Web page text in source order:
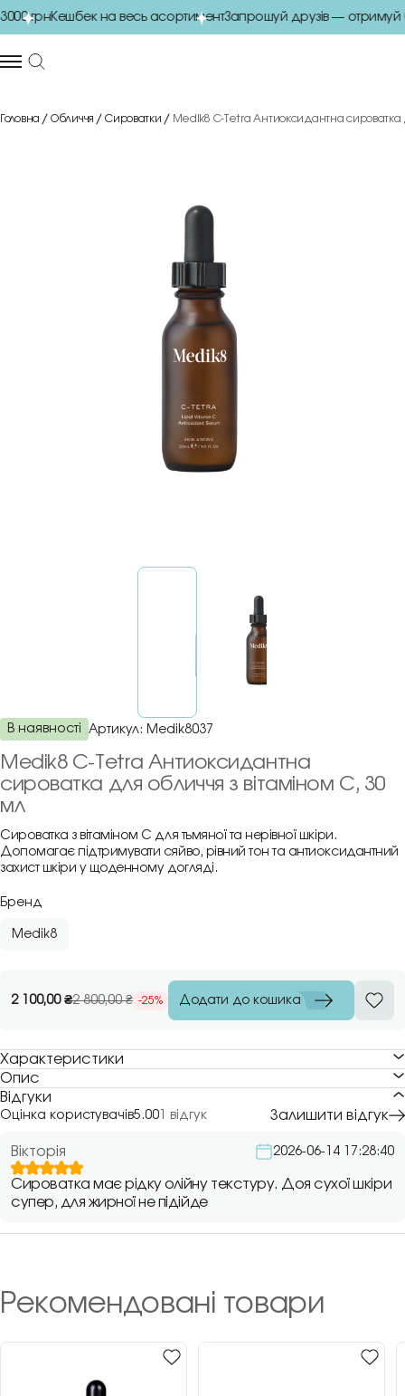
грнКешбек на весь асортиментЗапрошуй друзів — отримуй
Головна Обличчя Сироватки Medik8 C-Tetra Антиоксидантна сироватка
В наявності Артикул: Medik8037
Medik8 C-Tetra Антиоксидантна
сироватка для обличчя з вітаміном C, 30
мл
Сироватка з вітаміном C для тьмяної та нерівної шкіри.
Допомагає підтримувати сяйво, рівний тон та антиоксидантний
захист шкіри у щоденному догляді.
Бренд
Medik8
2 100,00₴2 800,00₴ -25% Додати до кошика
Характеристики
Опис
Відгуки
Оцінка користувачів5.00 1 відгук Залишити відгук
Вікторія 2026-06-14 17:28:40
Сироватка має рідку олійну текстуру. Доя сухої шкіри
супер, для жирної не підійде
Рекомендовані товари